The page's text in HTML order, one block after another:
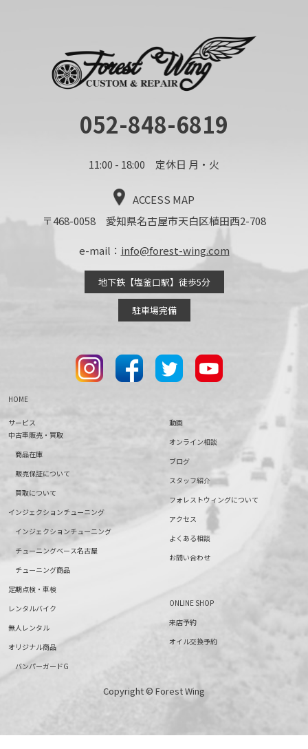
052-848-6819
11:00 - 18:00 定休日 月・火
ACCESS MAP
〒468-0058 愛知県名古屋市天白区植田西2-708
e-mail： info@forest-wing.com
地下鉄【塩釜口駅】徒歩5分
駐車場完備
HOME
サービス
中古車販売・買取
商品在庫
販売保証について
買取について
インジェクションチューニング
インジェクションチューニング
チューニングベース名古屋
チューニング商品
定期点検・車検
レンタルバイク
無人レンタル
オリジナル商品
バンパーガードG
動画
オンライン相談
ブログ
スタッフ紹介
フォレストウィングについて
アクセス
よくある相談
お問い合わせ
ONLINE SHOP
来店予約
オイル交換予約
Copyright © Forest Wing